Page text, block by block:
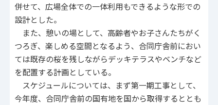
併せて、広場全体での一体利用もできるような形での
設計とした。
また、憩いの場として、高齢者やお子さんたちがく
つろぎ、楽しめる空間となるよう、合同庁舎前におい
ては既存の桜を残しながらデッキテラスやベンチなど
を配置する計画としている。
スケジュールについては、まず第一期工事として、
今年度、合同庁舎前の国有地を国から取得するととも